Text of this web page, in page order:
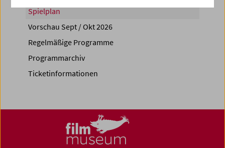
Spielplan
Vorschau Sept / Okt 2026
Regelmäßige Programme
Programmarchiv
Ticketinformationen